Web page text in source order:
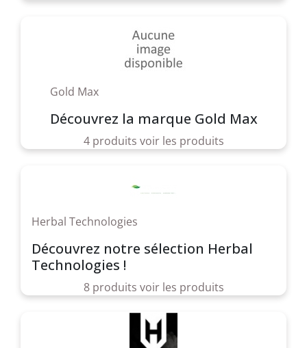
Gold Max
Découvrez la marque Gold Max
4 produits voir les produits
Herbal Technologies
Découvrez notre sélection Herbal
Technologies !
8 produits voir les produits